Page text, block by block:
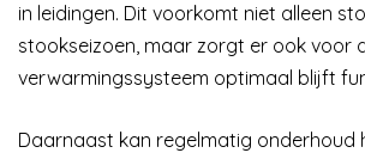
in leidingen. Dit voorkomt niet alleen
stookseizoen, maar zorgt er ook voor
verwarmingssysteem optimaal blijft
Daarnaast kan regelmatig onderhoud